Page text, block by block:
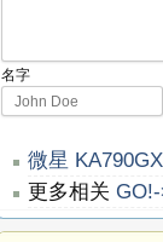
名字
微星
更多相关